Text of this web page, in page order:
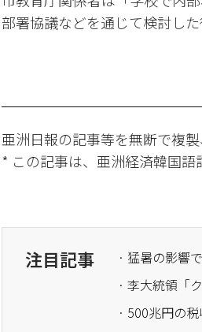
部署協議などを通じて検討し
亜洲日報の記事等を無断で複
* この記事は、亜洲経済韓国語
注目記事
· 猛暑の影響
· 李大統領「